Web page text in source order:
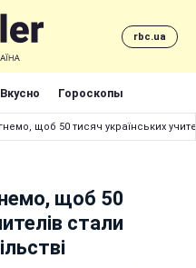
rbc.ua
Вкусно Гороскопы
щоб 50 тисяч українських
щоб 50
стали